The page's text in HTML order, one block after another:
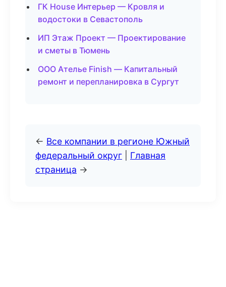
ГК House Интерьер — Кровля и
водостоки в Севастополь
ИП Этаж Проект — Проектирование
и сметы в Тюмень
ООО Ателье Finish — Капитальный
ремонт и перепланировка в Сургут
← Все компании в регионе Южный
федеральный округ
Главная
страница →